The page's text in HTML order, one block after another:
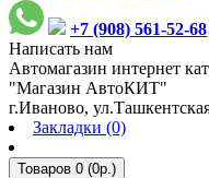
+7 (908) 561-52-68
Написать нам
Автомагазин интернет
"Магазин АвтоКИТ"
г.Иваново,
Закладки (0)
Товаров 0 (0р.)